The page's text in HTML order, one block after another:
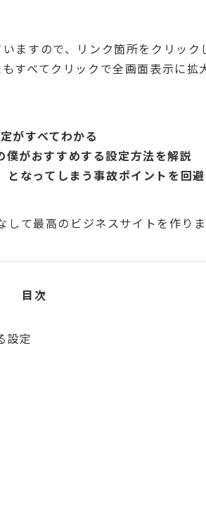
ますので、リンク箇所をクリック
すべてクリックで全画面表示に拡
がすべてわかる
がおすすめする設定方法を解説
なってしまう事故ポイントを回避
て最高のビジネスサイトを作りま
目次
設定